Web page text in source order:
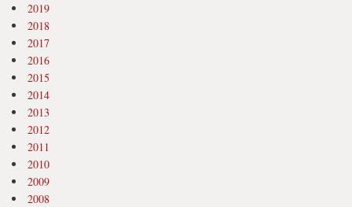
2019
2018
2017
2016
2015
2014
2013
2012
2011
2010
2009
2008